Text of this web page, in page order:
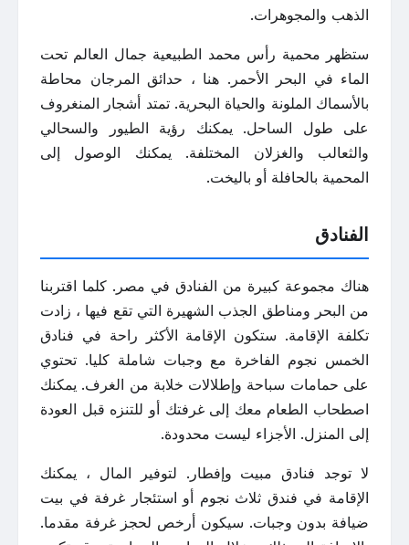
الذهب والمجوهرات.
ستظهر محمية رأس محمد الطبيعية جمال العالم تحت
الماء في البحر الأحمر. هنا ، حدائق المرجان محاطة
بالأسماك الملونة والحياة البحرية. تمتد أشجار المنغروف
على طول الساحل. يمكنك رؤية الطيور والسحالي
والثعالب والغزلان المختلفة. يمكنك الوصول إلى
المحمية بالحافلة أو باليخت.
الفنادق
هناك مجموعة كبيرة من الفنادق في مصر. كلما اقتربنا
من البحر ومناطق الجذب الشهيرة التي تقع فيها ، زادت
تكلفة الإقامة. ستكون الإقامة الأكثر راحة في فنادق
الخمس نجوم الفاخرة مع وجبات شاملة كليا. تحتوي
على حمامات سباحة وإطلالات خلابة من الغرف. يمكنك
اصطحاب الطعام معك إلى غرفتك أو للتنزه قبل العودة
إلى المنزل. الأجزاء ليست محدودة.
لا توجد فنادق مبيت وإفطار. لتوفير المال ، يمكنك
الإقامة في فندق ثلاث نجوم أو استئجار غرفة في بيت
ضيافة بدون وجبات. سيكون أرخص لحجز غرفة مقدما.